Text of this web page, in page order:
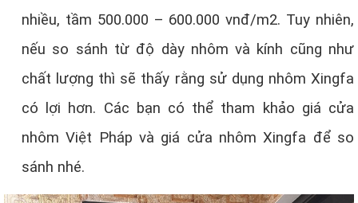
nhiều, tầm 500.000 – 600.000 vnđ/m2. Tuy nhiên,
nếu so sánh từ độ dày nhôm và kính cũng như
chất lượng thì sẽ thấy rằng sử dụng nhôm Xingfa
có lợi hơn. Các bạn có thể tham khảo giá cửa
nhôm Việt Pháp và giá cửa nhôm Xingfa để so
sánh nhé.